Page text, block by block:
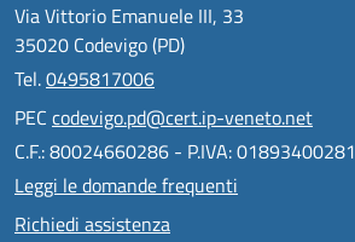
Via Vittorio Emanuele III, 33
35020 Codevigo (PD)
Tel.0495817006
PEC codevigo.pd@cert.ip-veneto.net
C.F.: 80024660286 - P.IVA: 01893400281
Leggi le domande frequenti
Richiedi assistenza